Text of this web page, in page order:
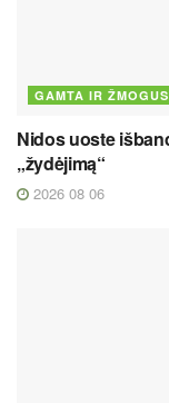
GAMTA IR ŽMOGUS
Nidos uoste
„žydėjimą“
2026 08 06